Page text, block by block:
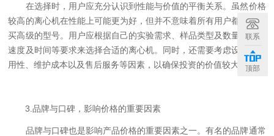
在选择时，用户应充分认识到性能与价值的平衡关系。虽然价格
较高的离心机在性能上可能更为好，但并不意味着所有用户都需要购
买高级的型号。用户应根据自己的实验需求、样品类型及数量、离心
速度及时间等要求来选择合适的离心机。同时，还需要考虑设备的耐
用性、维护成本以及售后服务等因素，以确保投资的价值较大化。
3.品牌与口碑，影响价格的重要因素
品牌与口碑也是影响产品价格的重要因素之一。有名的品牌通常
联系
顶部